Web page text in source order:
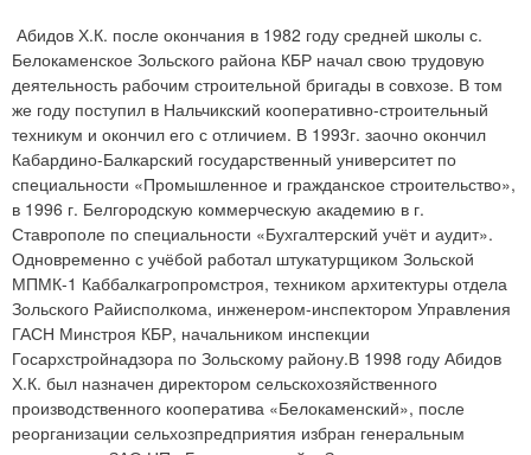
Абидов Х.К. после окончания в 1982 году средней школы с.
Белокаменское Зольского района КБР начал свою трудовую
деятельность рабочим строительной бригады в совхозе. В том
же году поступил в Нальчикский кооперативно-строительный
техникум и окончил его с отличием. В 1993г. заочно окончил
Кабардино-Балкарский государственный университет по
специальности «Промышленное и гражданское строительство»,
в 1996 г. Белгородскую коммерческую академию в г.
Ставрополе по специальности «Бухгалтерский учёт и аудит».
Одновременно с учёбой работал штукатурщиком Зольской
МПМК-1 Каббалкагропромстроя, техником архитектуры отдела
Зольского Райисполкома, инженером-инспектором Управления
ГАСН Минстроя КБР, начальником инспекции
Госархстройнадзора по Зольскому району.В 1998 году Абидов
Х.К. был назначен директором сельскохозяйственного
производственного кооператива «Белокаменский», после
реорганизации сельхозпредприятия избран генеральным